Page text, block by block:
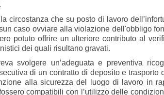
.
circostanza che su posto di lavoro
caso ovviare alla violazione dell'obbligo
potuto offrire un ulteriore contributo al
dei quali risultano gravati.
svolgere un’adeguata e preventiva
di un contratto di deposito e
alla sicurezza del luogo di lavoro in
compatibili con l’utilizzo delle